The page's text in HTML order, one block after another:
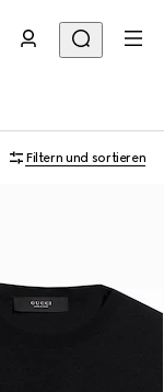
Filtern und sortieren